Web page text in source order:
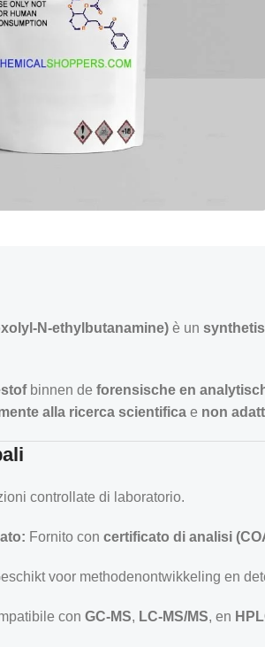
N-ethylbutanamine) è un
binnen de forensische en
alla ricerca scientifica e non
controllate di laboratorio.
Fornito con certificato di analisi
voor methodenontwikkeling en
con GC-MS, LC-MS/MS, en